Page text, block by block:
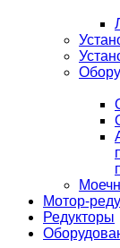
Мотор-
Редукторы